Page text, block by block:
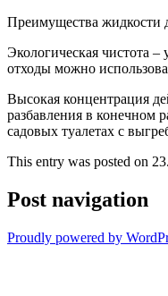
Преимущества жидкости
Экологическая чистота
отходы можно
Высокая концентрация
разбавления в конечном
садовых туалетах с
This entry was posted on
Post navigation
Proudly powered by